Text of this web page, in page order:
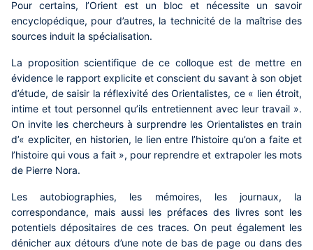
Pour certains, l’Orient est un bloc et nécessite un savoir
encyclopédique, pour d’autres, la technicité de la maîtrise des
sources induit la spécialisation.
La proposition scientifique de ce colloque est de mettre en
évidence le rapport explicite et conscient du savant à son objet
d’étude, de saisir la réflexivité des Orientalistes, ce « lien étroit,
intime et tout personnel qu’ils entretiennent avec leur travail ».
On invite les chercheurs à surprendre les Orientalistes en train
d’« expliciter, en historien, le lien entre l’histoire qu’on a faite et
l’histoire qui vous a fait », pour reprendre et extrapoler les mots
de Pierre Nora.
Les autobiographies, les mémoires, les journaux, la
correspondance, mais aussi les préfaces des livres sont les
potentiels dépositaires de ces traces. On peut également les
dénicher aux détours d’une note de bas de page ou dans des